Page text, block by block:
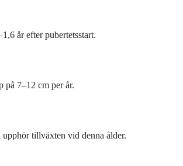
år efter pubertetsstart.
på 7–12 cm per år.
tillväxten vid denna ålder.